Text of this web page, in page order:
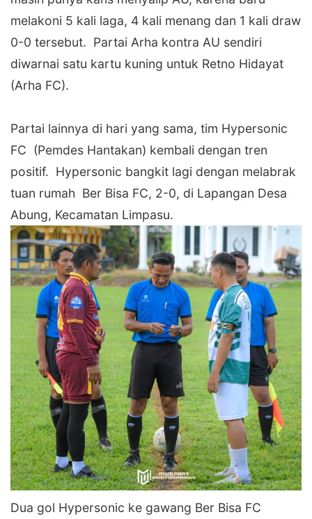
melakoni 5 kali laga, 4 kali menang dan 1 kali draw
0-0 tersebut. Partai Arha kontra AU sendiri
diwarnai satu kartu kuning untuk Retno Hidayat
(Arha FC).
‎Partai lainnya di hari yang sama, tim Hypersonic
FC (Pemdes Hantakan) kembali dengan tren
positif. Hypersonic bangkit lagi dengan melabrak
tuan rumah Ber Bisa FC, 2-0, di Lapangan Desa
Abung, Kecamatan Limpasu.
‎Dua gol Hypersonic ke gawang Ber Bisa FC